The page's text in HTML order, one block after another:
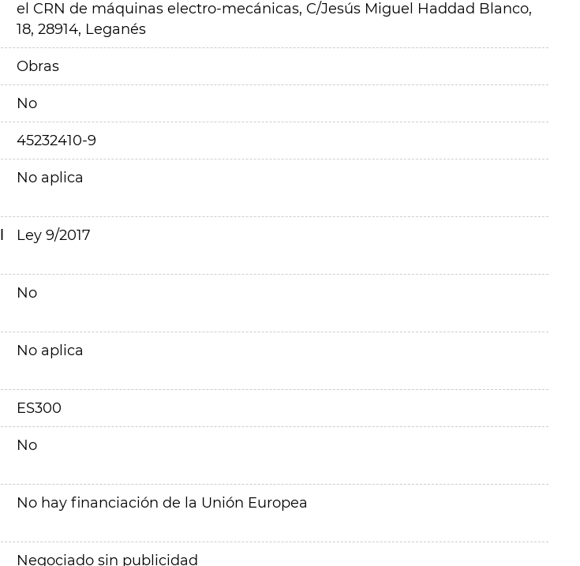
el CRN de máquinas electro-mecánicas, C/Jesús Miguel Haddad Blanco,
18, 28914, Leganés
Obras
No
45232410-9
No aplica
Ley 9/2017
No
No aplica
ES300
No
No hay financiación de la Unión Europea
Negociado sin publicidad